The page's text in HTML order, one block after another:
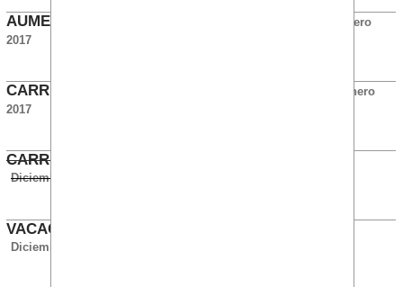
AUMENTO CAPITALES EN SEGURO DE VIDA
Enero
2017
CARRERA PROFESIONAL DE COMERCIALES
Enero
2017
CARRERA PROFESIONAL TIC OPERACIONES
Diciembre 2016
VACACIONES Y DÍAS LIBRES CONSULTORÍA (2)
Diciembre 2016